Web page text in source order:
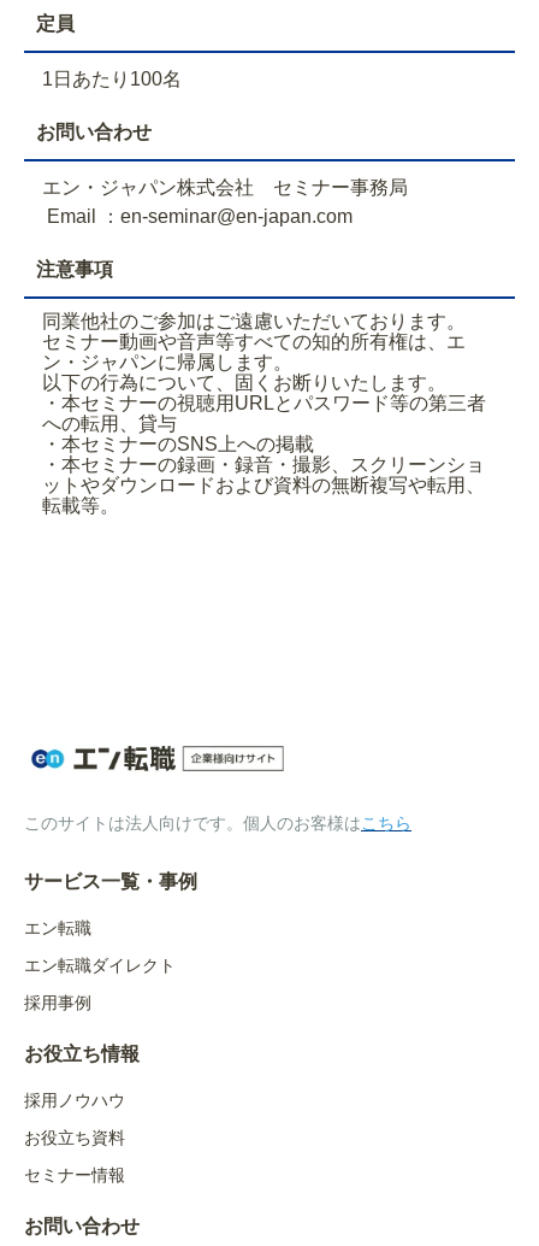
定員
1日あたり100名
お問い合わせ
エン・ジャパン株式会社 セミナー事務局
Email ：en-seminar@en-japan.com
注意事項
同業他社のご参加はご遠慮いただいております。
セミナー動画や音声等すべての知的所有権は、エ
ン・ジャパンに帰属します。
以下の行為について、固くお断りいたします。
・本セミナーの視聴用URLとパスワード等の第三者
への転用、貸与
・本セミナーのSNS上への掲載
・本セミナーの録画・録音・撮影、スクリーンショ
ットやダウンロードおよび資料の無断複写や転用、
転載等。
このサイトは法人向けです。個人のお客様はこちら
サービス一覧・事例
エン転職
エン転職ダイレクト
採用事例
お役立ち情報
採用ノウハウ
お役立ち資料
セミナー情報
お問い合わせ